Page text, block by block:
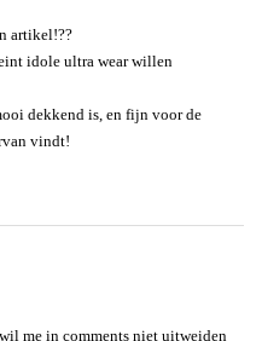
artikel!??
idole ultra wear willen
dekkend is, en fijn voor de
vindt!
me in comments niet uitweiden